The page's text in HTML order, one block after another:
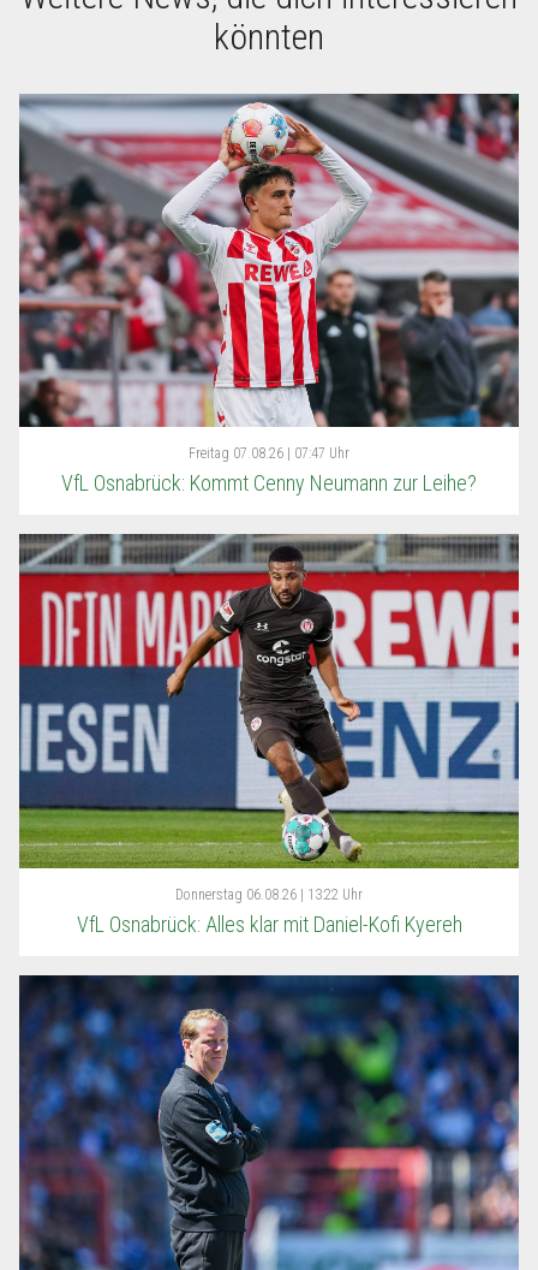
könnten
Freitag 07.08.26 | 07:47 Uhr
VfL Osnabrück: Kommt Cenny Neumann zur Leihe?
Donnerstag 06.08.26 | 13:22 Uhr
VfL Osnabrück: Alles klar mit Daniel-Kofi Kyereh